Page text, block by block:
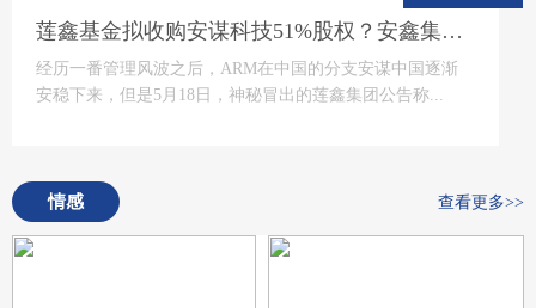
莲鑫基金拟收购安谋科技51%股权？安鑫集团回应
经历一番管理风波之后，ARM在中国的分支安谋中国逐渐
安稳下来，但是5月18日，神秘冒出的莲鑫集团公告称...
情感 查看更多>>